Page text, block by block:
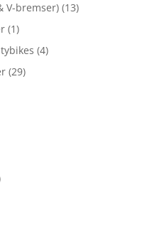
V-bremser) (13)
(1)
(4)
(29)